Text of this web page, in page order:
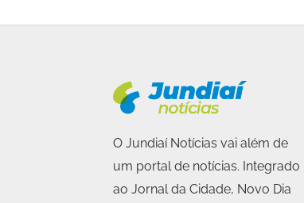
O Jundiaí Notícias vai além de
um portal de notícias. Integrado
ao Jornal da Cidade, Novo Dia